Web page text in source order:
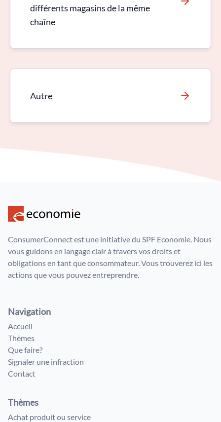
différents magasins de la même
chaîne
Autre
ConsumerConnect est une initiative du SPF Economie. Nous
vous guidons en langage clair à travers vos droits et
obligations en tant que consommateur. Vous trouverez ici les
actions que vous pouvez entreprendre.
Navigation
Accueil
Thèmes
Que faire?
Signaler une infraction
Contact
Thèmes
Achat produit ou service